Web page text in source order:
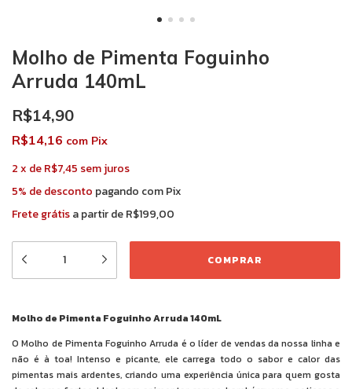
Molho de Pimenta Foguinho
Arruda 140mL
R$14,90
R$14,16 com Pix
2x deR$7,45 sem juros
5% de desconto pagando com Pix
Frete grátisa partir deR$199,00
Molho de Pimenta Foguinho Arruda 140mL
O Molho de Pimenta Foguinho Arruda é o líder de vendas da nossa linha e
não é à toa! Intenso e picante, ele carrega todo o sabor e calor das
pimentas mais ardentes, criando uma experiência única para quem gosta